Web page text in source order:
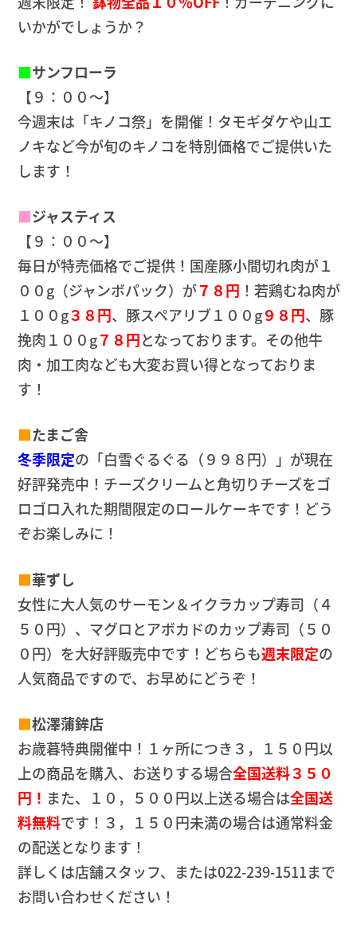
いかがでしょうか？
■サンフローラ
【９：００～】
今週末は「キノコ祭」を開催！タモギダケや山エ
ノキなど今が旬のキノコを特別価格でご提供いた
します！
■ジャスティス
【９：００～】
毎日が特売価格でご提供！国産豚小間切れ肉が１
００g（ジャンボパック）が７８円 ！若鶏むね肉が
１００g３８円、豚スペアリブ１００g９８円、豚
挽肉１００g７８円となっております。その他牛
肉・加工肉なども大変お買い得となっておりま
す！
■たまご舎
冬季限定の「白雪ぐるぐる（９９８円）」が現在
好評発売中！チーズクリームと角切りチーズをゴ
ロゴロ入れた期間限定のロールケーキです！どう
ぞお楽しみに！
■華ずし
女性に大人気のサーモン＆イクラカップ寿司（４
５０円）、マグロとアボカドのカップ寿司（５０
０円）を大好評販売中です！どちらも週末限定の
人気商品ですので、お早めにどうぞ！
■松澤蒲鉾店
お歳暮特典開催中！１ヶ所につき３，１５０円以
上の商品を購入、お送りする場合全国送料３５０
円！ また、１０，５００円以上送る場合は全国送
料無料です！３，１５０円未満の場合は通常料金
の配送となります！
詳しくは店舗スタッフ、または022-239-1511まで
お問い合わせください！